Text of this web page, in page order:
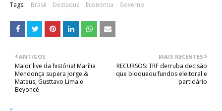
Tags: Brasil Destaque Economia Governo
MAIS RECENTES
RECURSOS: TRF derruba decisão
que bloqueou fundos eleitoral e
partidário
ANTIGOS
Maior live da história! Marília
Mendonça supera Jorge &
Mateus, Gusttavo Lima e
Beyoncé